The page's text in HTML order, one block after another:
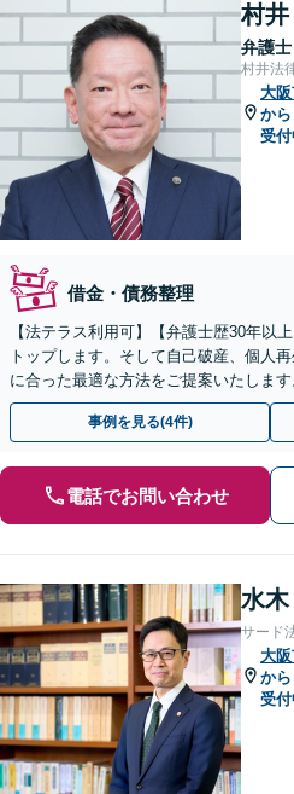
村井
弁護士
村井法
大
か
受付
借金・債務整理
【法テラス利用可】【弁護士歴30年以
トップします。そして自己破産、個人
に合った最適な方法をご提案いたしま
相談ください。【法人破産も対応】
事例を見る(4件)
電話でお問い合わせ
水
サード
大
か
受付